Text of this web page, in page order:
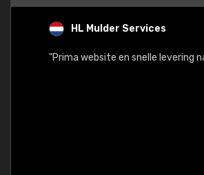
HL Mulder Services
"Prima website en snelle levering